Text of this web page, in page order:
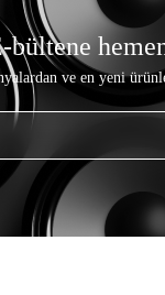
bültene
ve en yeni